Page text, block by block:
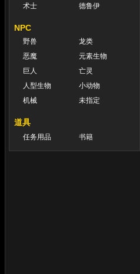
术士
德鲁伊
NPC
野兽
龙类
恶魔
元素生物
巨人
亡灵
人型生物
小动物
机械
未指定
道具
任务用品 书籍